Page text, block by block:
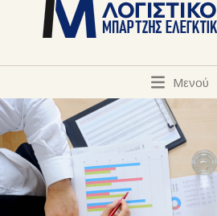
Μενού